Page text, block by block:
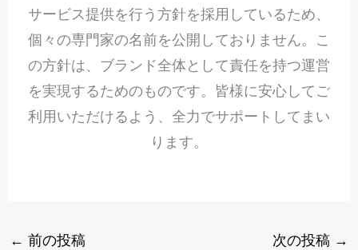
サービス提供を行う方針を採用しているため、
個々の専門家の名前を公開しておりません。こ
の方針は、ブランド全体として責任を持つ運営
を実現するためのものです。皆様に安心してご
利用いただけるよう、全力でサポートしてまい
ります。
← 前の投稿 次の投稿 →